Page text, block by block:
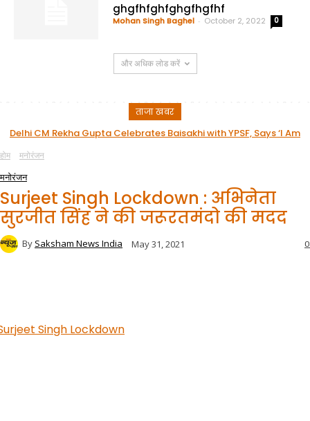
ghgfhfghfghgfhgfhf
Mohan Singh Baghel - October 2, 2022 0
और अधिक लोड करें